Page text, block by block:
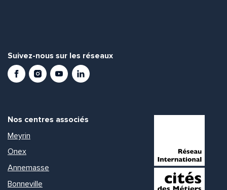
Suivez-nous sur les réseaux
FacebookInstagramYoutubeLinkedIn
Nos centres associés
Meyrin
Onex
Annemasse
Bonneville